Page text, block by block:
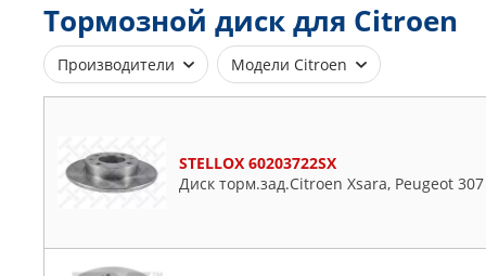
Тормозной диск для Citroen
Производители
ATE
BOSCH
BREMBO
COMLINE
Модели Citroen
Ax
Bx
C-crosser
C1
STELLOX 60203722SX
Диск торм.зад.Citroen Xsara, Peugeot